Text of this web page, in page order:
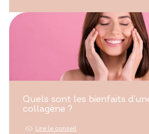
Quels sont les bienfaits
collagène ?
Lire le conseil